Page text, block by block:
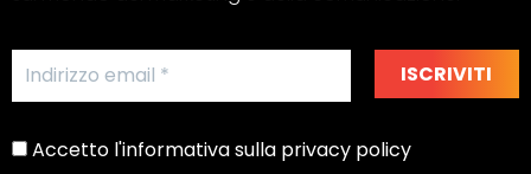
Accetto l'informativa sulla privacy policy